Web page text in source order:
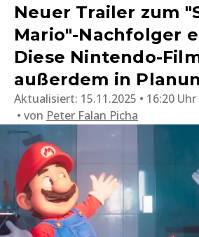
Neuer Trailer zum
Mario"-Nachfolger
Diese Nintendo-
außerdem in
Aktualisiert: 15.11.2025 • 16:20 Uhr
von Peter Falan Picha